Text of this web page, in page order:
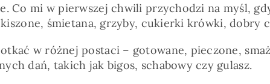
Co mi w pierwszej chwili przychodzi na myśl,
śmietana, grzyby, cukierki krówki, dobry
w różnej postaci – gotowane, pieczone,
dań, takich jak bigos, schabowy czy gulasz.